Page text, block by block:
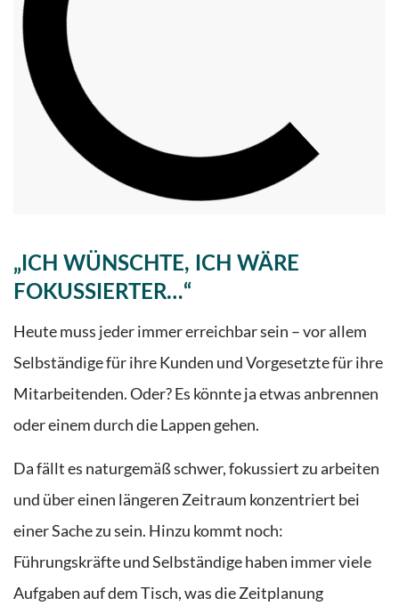
„ICH WÜNSCHTE, ICH WÄRE
FOKUSSIERTER…“
Heute muss jeder immer erreichbar sein – vor allem
Selbständige für ihre Kunden und Vorgesetzte für ihre
Mitarbeitenden. Oder? Es könnteja etwasanbrennen
oder einem durch die Lappen gehen.
Da fällt es naturgemäß schwer, fokussiert zu arbeiten
und über einen längeren Zeitraum konzentriert bei
einer Sache zu sein. Hinzu kommt noch:
Führungskräfte und Selbständigehaben immer viele
Aufgaben auf dem Tisch, was die Zeitplanung